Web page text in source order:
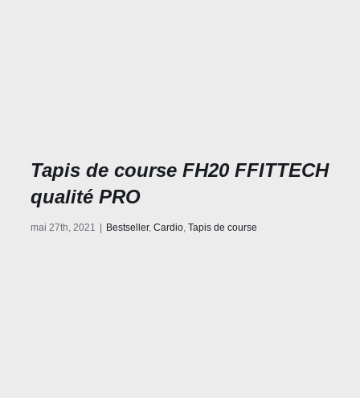
Tapis de course FH20 FFITTECH
qualité PRO
mai 27th, 2021 Bestseller, Cardio, Tapis de course